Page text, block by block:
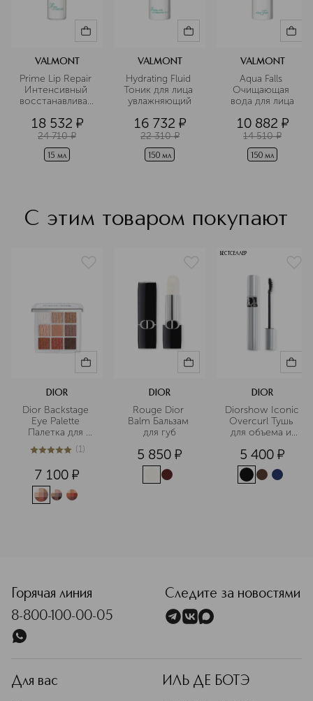
Речь идет об антивозрастном уходе,
включающем молекулы ДНК, РНК,
коллаген медузы и воду ледниковых
источников.
Подробнее
VALMONT
Prime Lip Repair
Интенсивный
восстанавливающий
уход для губ
18 532 ¤
24 710 ¤
15 мл
VALMONT
Hydrating Fluid
Тоник для лица
увлажняющий
16 732 ¤
22 310 ¤
150 мл
VALMONT
Aqua Falls
Очищающая
вода для лица
10 882 ¤
14 510 ¤
150 мл
С этим товаром покупают
DIOR
Dior Backstage
Eye Palette
Палетка для
глаз
5из 51 (1)
7 100 ¤
DIOR
Rouge Dior
Balm Бальзам
для губ
5 850 ¤
БЕСТСЕЛЛЕР
DIOR
Diorshow Iconic
Overcurl Тушь
для объема и
ресниц
5 400 ¤
Горячая линия
8-800-100-00-05
Следите за новостями
Для вас ИЛЬ ДЕ БОТЭ